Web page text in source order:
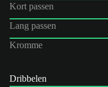
Kort passen
Lang passen
Kromme
Dribbelen